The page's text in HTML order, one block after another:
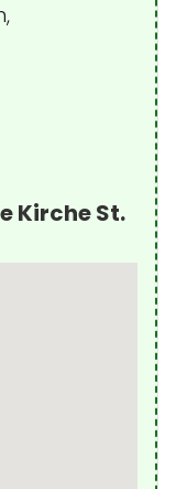
Kirche St.